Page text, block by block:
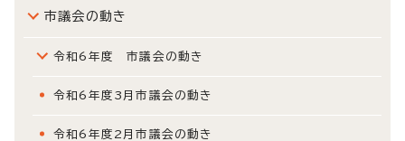
市議会の動き
令和6年度 市議会の動き
令和6年度3月市議会の動き
令和6年度2月市議会の動き